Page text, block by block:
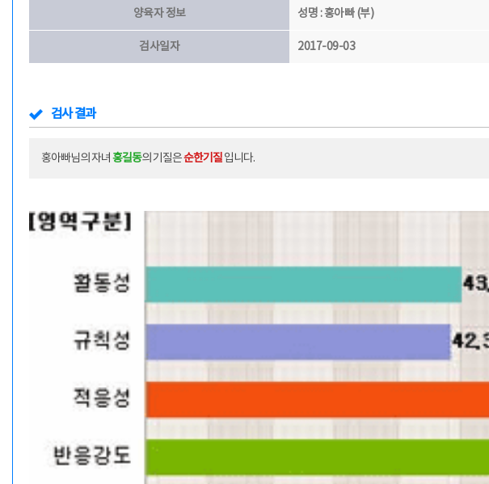
양육자 정보 성명 : 홍아빠 (부)
검사일자 2017-09-03
검사 결과
홍아빠님의 자녀 홍길동의 기질은순한기질입니다.